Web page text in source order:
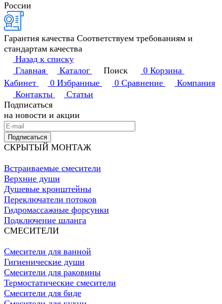
России
Гарантия качества Соответствуем требованиям и
стандартам качества
Назад к списку
Главная
Каталог Поиск 0 Корзина
Кабинет
0 Избранные 0 Сравнение
Компания
Контакты
Статьи
Подписаться
на новости и акции
Подписаться
СКРЫТЫЙ МОНТАЖ
Встраиваемые смесители
Верхние души
Душевые кронштейны
Переключатели потоков
Гидромассажные форсунки
Подключение шланга
СМЕСИТЕЛИ
Смесители для ванной
Гигиенические души
Смесители для раковины
Термостатические смесители
Смесители для биде